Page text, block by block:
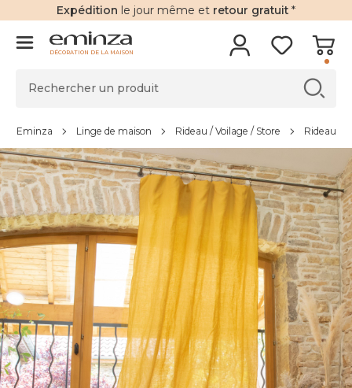
Expédition le jour même et retour gratuit *
DÉCORATION DE LA MAISON
Eminza Linge de maison Rideau / Voilage / Store Rideau